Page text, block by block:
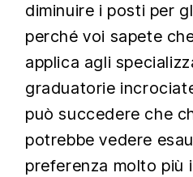
diminuire i posti per
perché voi sapete
applica agli
graduatorie
può succedere che
potrebbe vedere
preferenza molto più